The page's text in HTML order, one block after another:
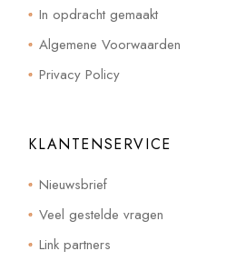
In opdracht gemaakt
Algemene Voorwaarden
Privacy Policy
KLANTENSERVICE
Nieuwsbrief
Veel gestelde vragen
Link partners